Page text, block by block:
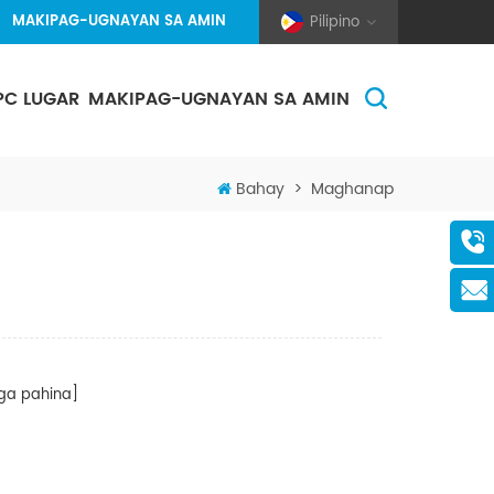
Pilipino
MAKIPAG-UGNAYAN SA AMIN
LUGAR MAKIPAG-UGNAYAN SA AMIN
Bahay > Maghanap
pahina]